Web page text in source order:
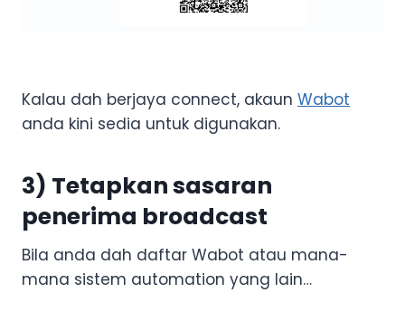
Kalau dah berjaya connect, akaun Wabot
anda kini sedia untuk digunakan.
3) Tetapkan sasaran
penerima broadcast
Bila anda dah daftar Wabot atau mana-
mana sistem automation yang lain…